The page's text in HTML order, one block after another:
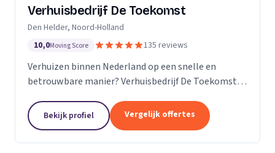
Verhuisbedrijf De Toekomst
Den Helder, Noord-Holland
10,0Moving Score 135 reviews
Verhuizen binnen Nederland op een snelle en
betrouwbare manier? Verhuisbedrijf De Toekomst
worden naar de nieuwe locatie. En dat 24/7! Want of
u...
Bekijk profiel Vergelijk offertes